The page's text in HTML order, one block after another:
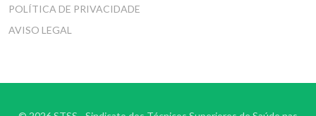
POLÍTICA DE PRIVACIDADE
AVISO LEGAL